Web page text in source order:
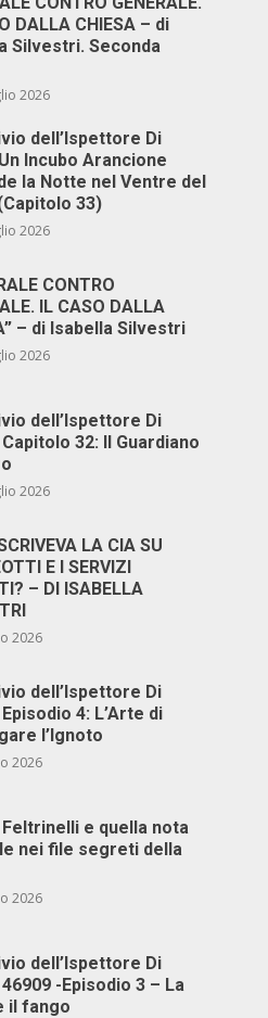
DALLA CHIESA – di
Silvestri. Seconda
2026
dell’Ispettore Di
Incubo Arancione
la Notte nel Ventre del
33)
2026
CONTRO
IL CASO DALLA
– di Isabella Silvestri
2026
dell’Ispettore Di
32: Il Guardiano
2026
LA CIA SU
E I SERVIZI
– DI ISABELLA
2026
dell’Ispettore Di
4: L’Arte di
l’Ignoto
2026
e quella nota
nei file segreti della
2026
dell’Ispettore Di
-Episodio 3 – La
il fango